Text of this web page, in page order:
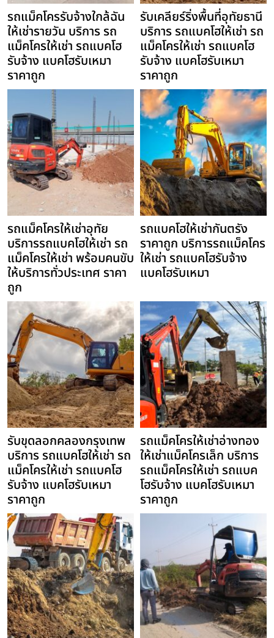
รถแม็คโครรับจ้างใกล้ฉัน
ให้เช่ารายวัน บริการ รถ
แม็คโครให้เช่า รถแบคโฮ
รับจ้าง แบคโฮรับเหมา
ราคาถูก
รับเคลียร์ริ่งพื้นที่อุทัยธานี
บริการ รถแบคโฮให้เช่า รถ
แม็คโครให้เช่า รถแบคโฮ
รับจ้าง แบคโฮรับเหมา
ราคาถูก
รถแม็คโครให้เช่าอุทัย
บริการรถแบคโฮให้เช่า รถ
แม็คโครให้เช่า พร้อมคนขับ
ให้บริการทั่วประเทศ ราคา
ถูก
รถแบคโฮให้เช่ากันตรัง
ราคาถูก บริการรถแม็คโคร
ให้เช่า รถแบคโฮรับจ้าง
แบคโฮรับเหมา
รับขุดลอกคลองกรุงเทพ
บริการ รถแบคโฮให้เช่า รถ
แม็คโครให้เช่า รถแบคโฮ
รับจ้าง แบคโฮรับเหมา
ราคาถูก
รถแม็คโครให้เช่าอ่างทอง
ให้เช่าแม็คโครเล็ก บริการ
รถแม็คโครให้เช่า รถแบค
โฮรับจ้าง แบคโฮรับเหมา
ราคาถูก